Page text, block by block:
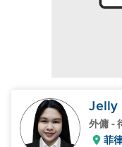
Jelly
外傭 -
菲